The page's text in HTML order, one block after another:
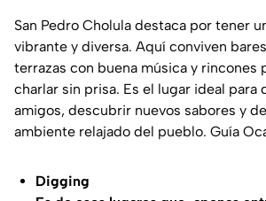
San Pedro Cholula destaca por tener
vibrante y diversa. Aquí conviven
terrazas con buena música y rincones
charlar sin prisa. Es el lugar ideal para
amigos, descubrir nuevos sabores y
ambiente relajado del pueblo. Guía
Digging